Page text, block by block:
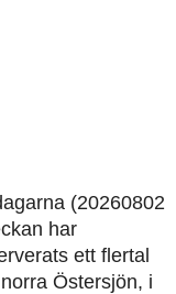
(20260802
har
ett flertal
Östersjön, i